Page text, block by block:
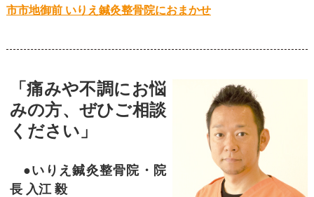
市市地御前 いりえ鍼灸整骨院におまかせ
「痛みや不調にお悩
みの方、ぜひご相談
ください」
●いりえ鍼灸整骨院・院
長 入江 毅